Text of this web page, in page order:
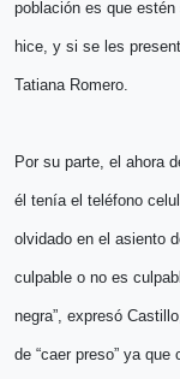
población es que
hice, y si se les
Tatiana Romero.
Por su parte, el ahora
él tenía el teléfono
olvidado en el asiento
culpable o no es
negra”, expresó
de “caer preso” ya